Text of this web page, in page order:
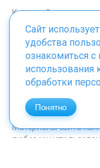
Карта сайта
Мы в соцсетях
Материалы сайта
любое их
Сайт
удобства
ознакомиться
использования
обработки
Понятно